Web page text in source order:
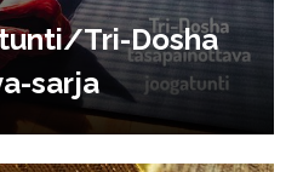
Tri-Dosha
sarja